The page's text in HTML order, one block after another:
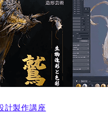
計製作講座